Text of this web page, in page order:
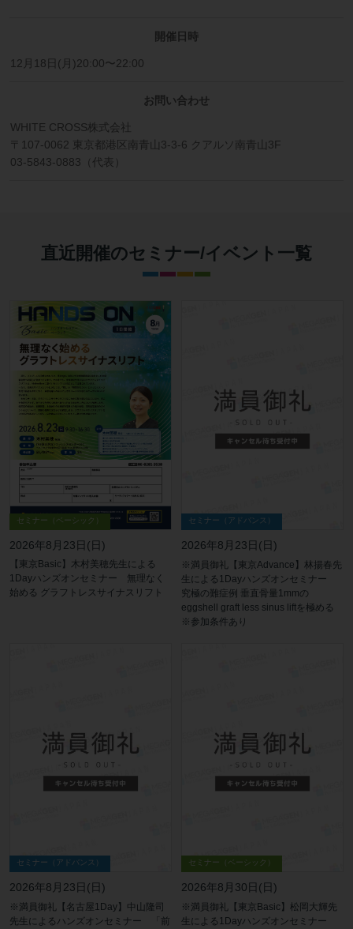
開催日時
12月18日(月)20:00〜22:00
お問い合わせ
WHITE CROSS株式会社
〒107-0062 東京都港区南青山3-3-6 クアルソ南青山3F
03-5843-0883（代表）
直近開催のセミナー/イベント一覧
セミナー（ベーシック）
2026年8月23日(日)
【東京Basic】木村美穂先生による
1Dayハンズオンセミナー 無理なく
始める グラフトレスサイナスリフト
セミナー（アドバンス）
2026年8月23日(日)
※満員御礼【東京Advance】林揚春先
生による1Dayハンズオンセミナー
究極の難症例 垂直骨量1mmの
eggshell graft less sinus liftを極める
※参加条件あり
セミナー（アドバンス）
2026年8月23日(日)
※満員御礼【名古屋1Day】中山隆司
先生によるハンズオンセミナー 「前
セミナー（ベーシック）
2026年8月30日(日)
※満員御礼【東京Basic】松岡大輝先
生による1Dayハンズオンセミナー